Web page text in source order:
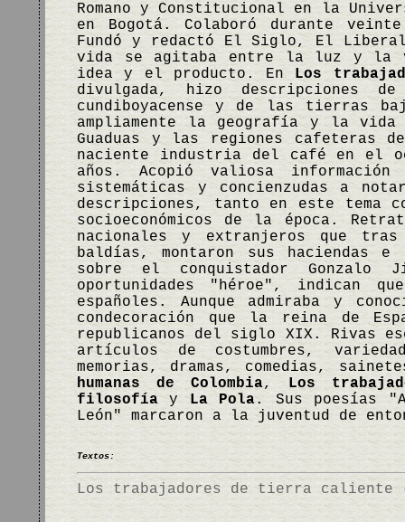
Romano y Constitucional en la
en Bogotá. Colaboró durante
Fundó y redactó El Siglo, El
vida se agitaba entre la luz y la
idea y el producto. En Los
divulgada, hizo descripciones
cundiboyacense y de las tierras
ampliamente la geografía y la vida
Guaduas y las regiones cafeteras
naciente industria del café en el
años. Acopió valiosa
sistemáticas y concienzudas a
descripciones, tanto en este tema
socioeconómicos de la época.
nacionales y extranjeros que
baldías, montaron sus
sobre el conquistador Gonzalo
oportunidades "héroe", indican
españoles. Aunque admiraba y
condecoración que la reina de
republicanos del siglo XIX. Rivas
artículos de costumbres,
memorias, dramas, comedias,
humanas de Colombia, Los
filosofíay La Pola. Sus poesías
León" marcaron a la juventud de
Textos:
Los trabajadores de tierra caliente